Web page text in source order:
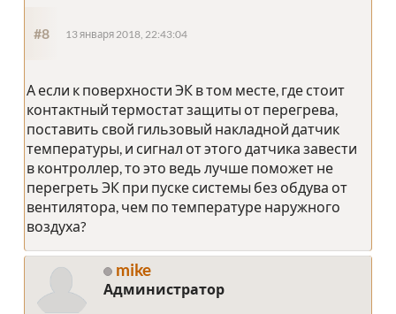
#8 13 января 2018, 22:43:04
А если к поверхности ЭК в том месте, где стоит
контактный термостат защиты от перегрева,
поставить свой гильзовый накладной датчик
температуры, и сигнал от этого датчика завести
в контроллер, то это ведь лучше поможет не
перегреть ЭК при пуске системы без обдува от
вентилятора, чем по температуре наружного
воздуха?
mike
Администратор